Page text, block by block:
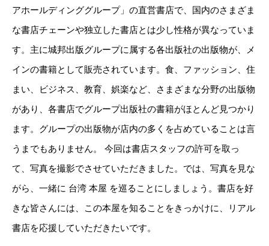
アホールディンググループ」の直営書店で、国内のさまざま
な書店チェーンや独立した書店とは少し性格が異なっていま
す。主に城邦出版グループに属する各出版社の出版物が、メ
インの書籍として販売されています。食、ファッション、住
まい、ビジネス、教育、娯楽など、さまざまな分野の出版物
があり、各書店でグループ出版社の書籍がほとんど見つかり
ます。グループの出版物が店内の多くを占めていることは言
うまでもありません。 今回は書店スタッフの許可を取っ
て、写真を撮影でさせていただきました。では、写真を見な
がら、一緒に 台湾 本屋 を巡ることにしましょう。書店を好
きな皆さんには、この本屋を知ることをきっかけに、リアル
書店を応援していただきたいです。